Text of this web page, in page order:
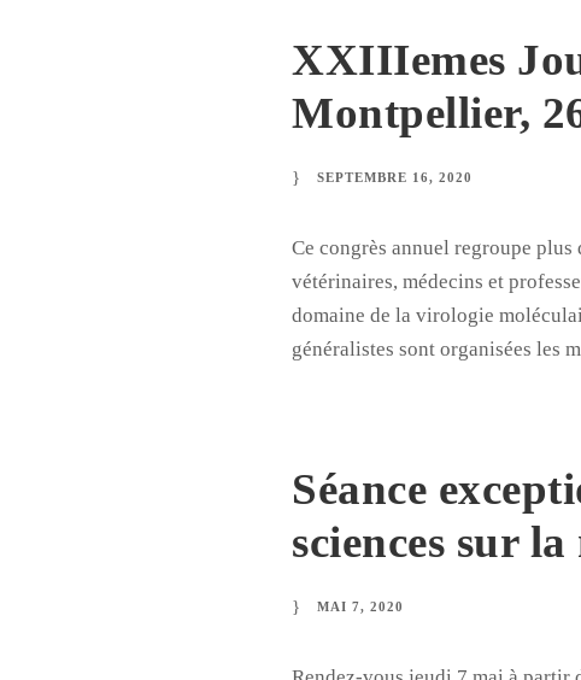
XXIIIemes
Montpellier,
SEPTEMBRE 16, 2020
Ce congrès annuel regroupe
vétérinaires, médecins et
domaine de la virologie
généralistes sont organisées les
Séance
sciences sur
MAI 7, 2020